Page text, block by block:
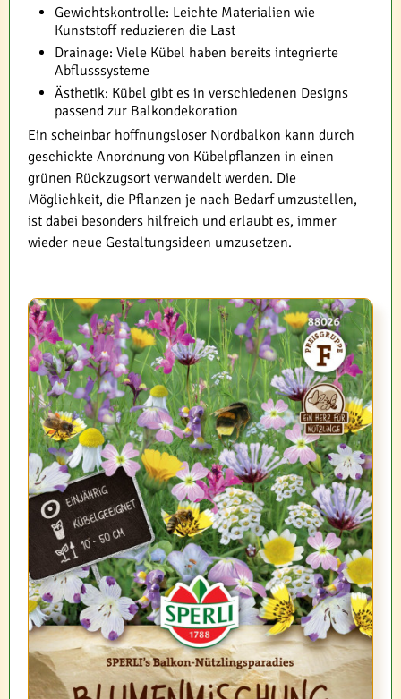
Gewichtskontrolle: Leichte Materialien wie
Kunststoff reduzieren die Last
Drainage: Viele Kübel haben bereits integrierte
Abflusssysteme
Ästhetik: Kübel gibt es in verschiedenen Designs
passend zur Balkondekoration
Ein scheinbar hoffnungsloser Nordbalkon kann durch
geschickte Anordnung von Kübelpflanzen in einen
grünen Rückzugsort verwandelt werden. Die
Möglichkeit, die Pflanzen je nach Bedarf umzustellen,
ist dabei besonders hilfreich und erlaubt es, immer
wieder neue Gestaltungsideen umzusetzen.